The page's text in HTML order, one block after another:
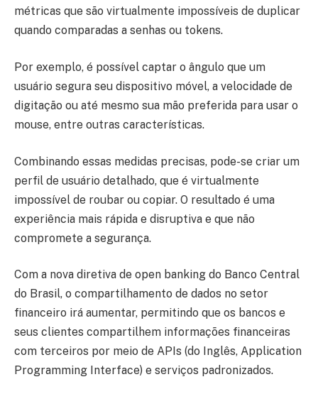
métricas que são virtualmente impossíveis de duplicar
quando comparadas a senhas ou tokens.
Por exemplo, é possível captar o ângulo que um
usuário segura seu dispositivo móvel, a velocidade de
digitação ou até mesmo sua mão preferida para usar o
mouse, entre outras características.
Combinando essas medidas precisas, pode-se criar um
perfil de usuário detalhado, que é virtualmente
impossível de roubar ou copiar. O resultado é uma
experiência mais rápida e disruptiva e que não
compromete a segurança.
Com a nova diretiva de open banking do Banco Central
do Brasil, o compartilhamento de dados no setor
financeiro irá aumentar, permitindo que os bancos e
seus clientes compartilhem informações financeiras
com terceiros por meio de APIs (do Inglês, Application
Programming Interface) e serviços padronizados.